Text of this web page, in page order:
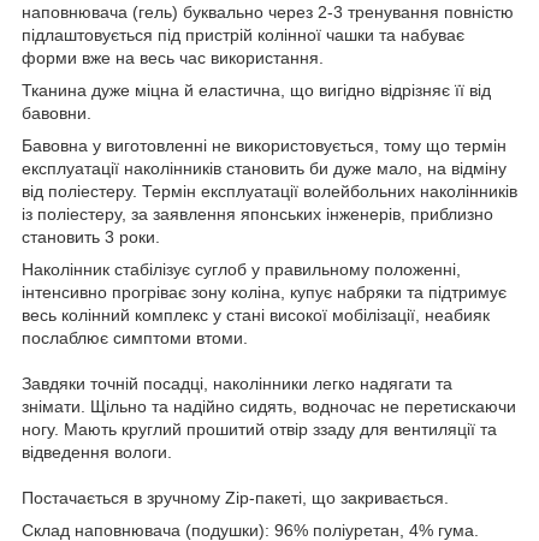
наповнювача (гель) буквально через 2-3 тренування повністю
підлаштовується під пристрій колінної чашки та набуває
форми вже на весь час використання.
Тканина дуже міцна й еластична, що вигідно відрізняє її від
бавовни.
Бавовна у виготовленні не використовується, тому що термін
експлуатації наколінників становить би дуже мало, на відміну
від поліестеру. Термін експлуатації волейбольних наколінників
із поліестеру, за заявлення японських інженерів, приблизно
становить 3 роки.
Наколінник стабілізує суглоб у правильному положенні,
інтенсивно прогріває зону коліна, купує набряки та підтримує
весь колінний комплекс у стані високої мобілізації, неабияк
послаблює симптоми втоми.
Завдяки точній посадці, наколінники легко надягати та
знімати. Щільно та надійно сидять, водночас не перетискаючи
ногу. Мають круглий прошитий отвір ззаду для вентиляції та
відведення вологи.
Постачається в зручному Zip-пакеті, що закривається.
Склад наповнювача (подушки): 96% поліуретан, 4% гума.